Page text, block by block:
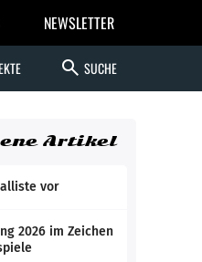
NEWSLETTER
search SUCHE
Artikel
vor
2026 im Zeichen